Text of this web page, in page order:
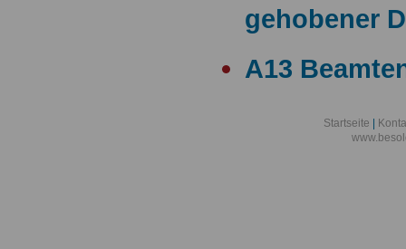
gehobener
A13
A13
Startseite